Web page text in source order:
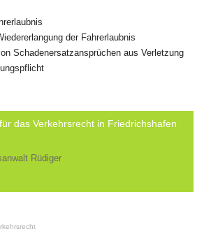
der Fahrerlaubnis
Schadenersatzansprüchen aus Verletzung
das Verkehrsrecht in Friedrichshafen
Rüdiger